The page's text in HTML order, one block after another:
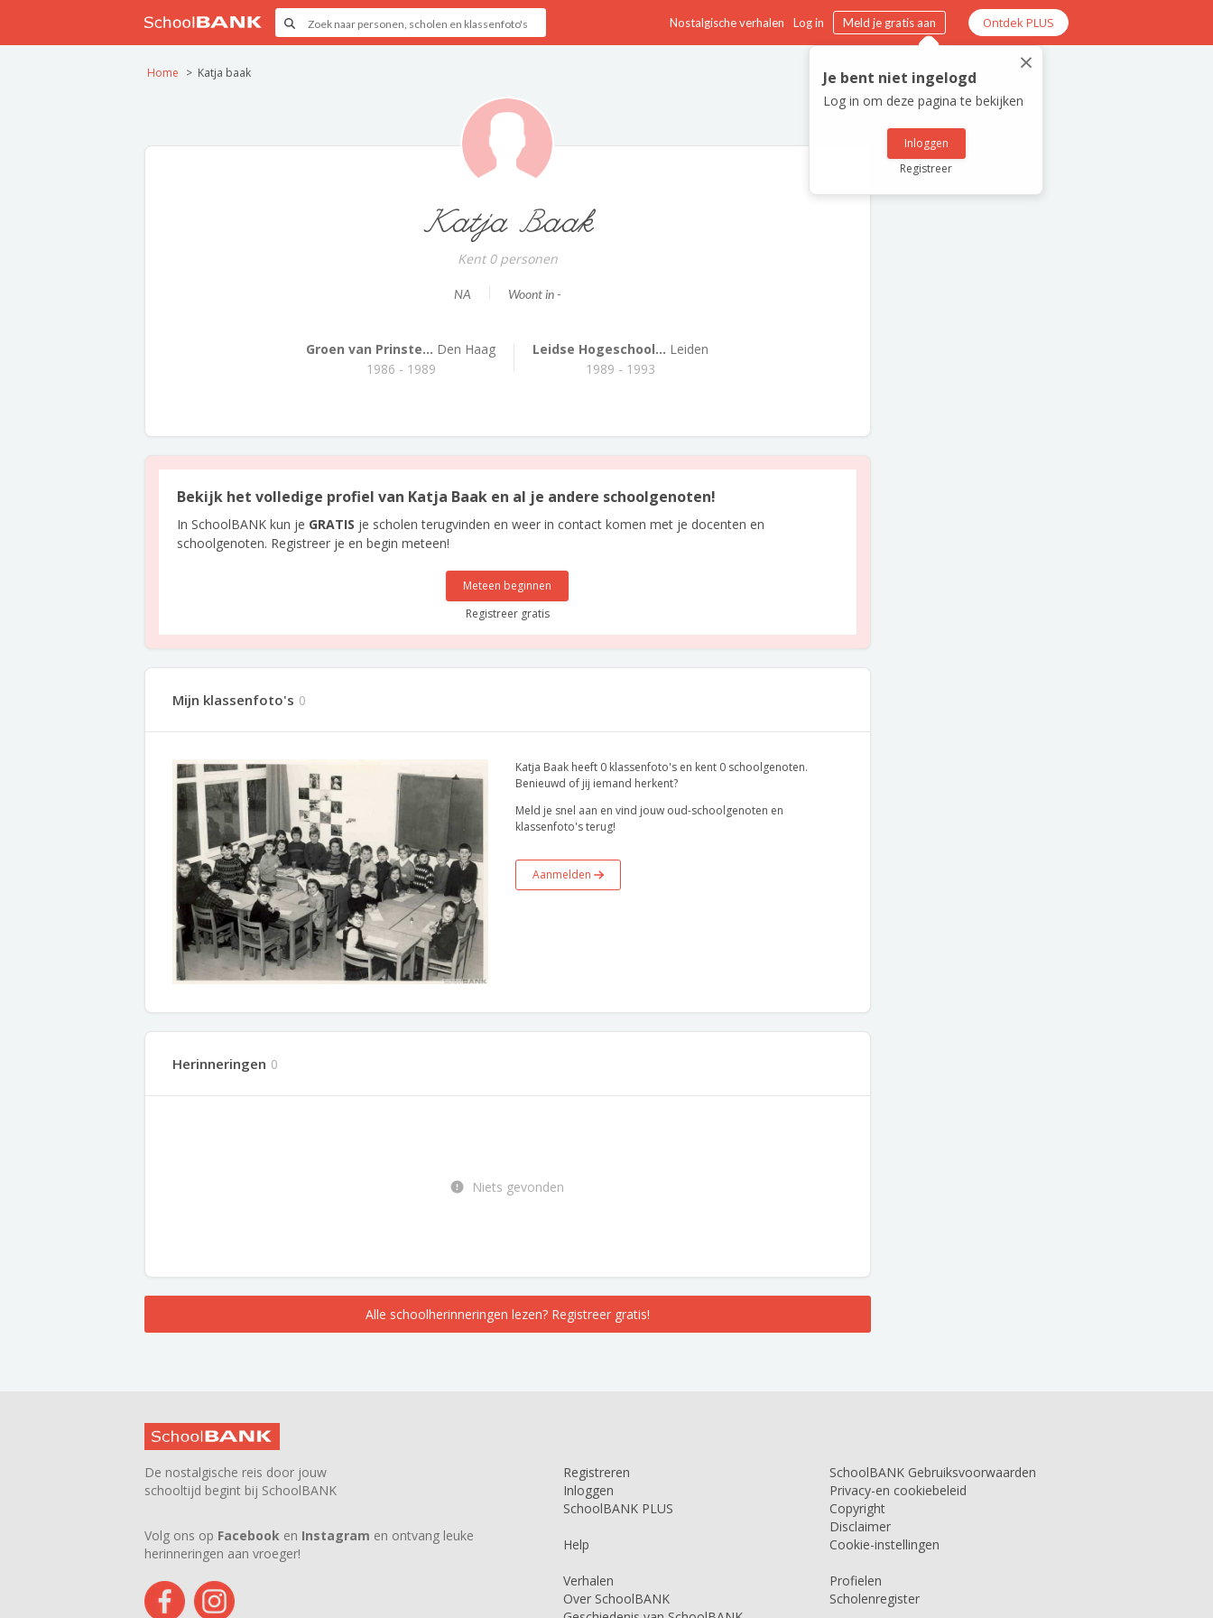
Nostalgische verhalen Log in Meld je gratis aan Ontdek PLUS
×
Je bent niet ingelogd
Log in om deze pagina te bekijken
Inloggen
Registreer
Home Katja baak
Katja Baak
Kent 0 personen
NA Woont in -
Groen van Prinste... Den Haag
1986 - 1989
Leidse Hogeschool... Leiden
1989 - 1993
Bekijk het volledige profiel van Katja Baak en al je andere schoolgenoten!
In SchoolBANK kun je GRATIS je scholen terugvinden en weer in contact komen met je docenten en
schoolgenoten. Registreer je en begin meteen!
Meteen beginnen
Registreer gratis
Mijn klassenfoto's 0
Katja Baak heeft 0 klassenfoto's en kent 0 schoolgenoten.
Benieuwd of jij iemand herkent?
Meld je snel aan en vind jouw oud-schoolgenoten en
klassenfoto's terug!
Aanmelden
Herinneringen 0
Niets gevonden
Alle schoolherinneringen lezen? Registreer gratis!
De nostalgische reis door jouw
schooltijd begint bij SchoolBANK
Volg ons op Facebook en Instagram en ontvang leuke
herinneringen aan vroeger!
Registreren
Inloggen
SchoolBANK PLUS
Help
Verhalen
Over SchoolBANK
SchoolBANK Gebruiksvoorwaarden
Privacy-en cookiebeleid
Copyright
Disclaimer
Cookie-instellingen
Profielen
Scholenregister